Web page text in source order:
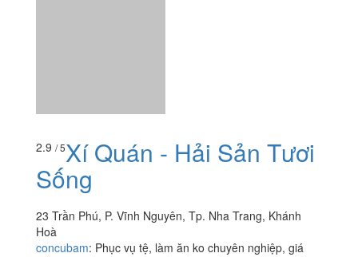
23 Trần Phú, P. Vĩnh Nguyên, Tp. Nha Trang, Khánh
Hoà
mắc gọi món đợi 1 tiếng vẫn chưa phục vụ , nhắc nhân
viên thì làm ngơ . Ăn xong mang túc chứ chả no